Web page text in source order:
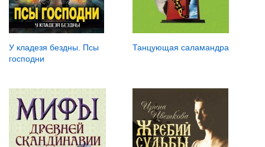
У кладезя бездны. Псы
господни
Танцующая саламандра